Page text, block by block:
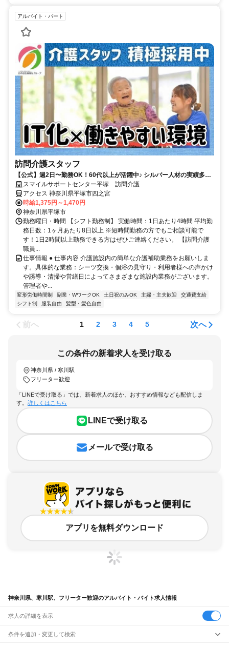
アルバイト・パート
訪問介護スタッフ
【公式】週2日〜勤務OK！60代以上が活躍中♪ シルバー人材の実績多数
／日の出医療福祉グループ
スマイルサポートセンター平塚 訪問介護
アクセス 神奈川県平塚市四之宮
時給1,375円～1,470円
神奈川県平塚市
勤務曜日・時間 【シフト勤務制】 実働時間：1日あたり4時間 平均勤
務日数：1ヶ月あたり8日以上 ※短時間勤務の方でもご相談可能で
す！1日2時間以上勤務できる方はぜひご連絡ください。 【訪問介護
職員...
仕事情報 ● 仕事内容 介護施設内の簡単な介護補助業務をお願いしま
す。具体的な業務：シーツ交換・個浴の見守り・利用者様への声かけ
や誘導・清掃や営繕日によってさまざまな施設内業務がございます。
管理者や...
変形労働時間制 副業・WワークOK 土日祝のみOK 主婦・主夫歓迎
交通費支給
シフト制
服装自由 髪型・髪色自由
前へ 1 2 3 4 5 次へ
この条件の新着求人を受け取る
神奈川県 / 寒川駅
フリーター歓迎
「LINEで受け取る」では、新着求人のほか、おすすめ情報なども配信しま
す。 詳しくはこちら
LINEで受け取る
メールで受け取る
アプリを無料ダウンロード
神奈川県、寒川駅、フリーター歓迎のアルバイト・バイト求人情報
求人の詳細を表示
条件を追加・変更して検索